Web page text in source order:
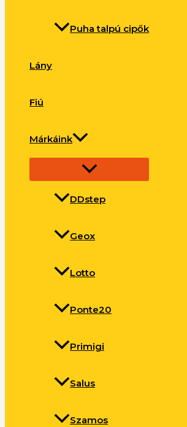
Puha talpú cipők
Lány
Fiú
Márkáink
DDstep
Geox
Lotto
Ponte20
Primigi
Salus
Szamos